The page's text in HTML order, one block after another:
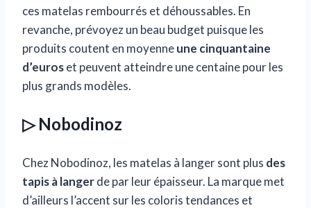
ces matelas rembourrés et déhoussables. En
revanche, prévoyez un beau budget puisque les
produits coutent en moyenneune cinquantaine
d’euroset peuvent atteindre une centaine pour les
plus grands modèles.
▷ Nobodinoz
Chez Nobodinoz, les matelas à langer sont plus des
tapis à langerde par leur épaisseur. La marque met
d’ailleurs l’accent sur les coloris tendances et